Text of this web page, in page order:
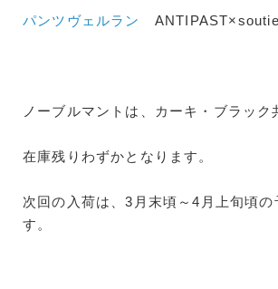
パンツヴェルラン
ノーブルマントは、カーキ・ブラック
在庫残りわずかとなります。
次回の入荷は、3月末頃～4月上旬頃の
す。